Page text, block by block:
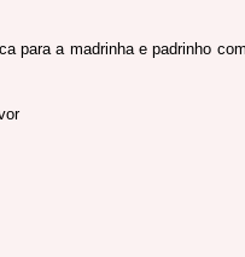
para a madrinha e padrinho